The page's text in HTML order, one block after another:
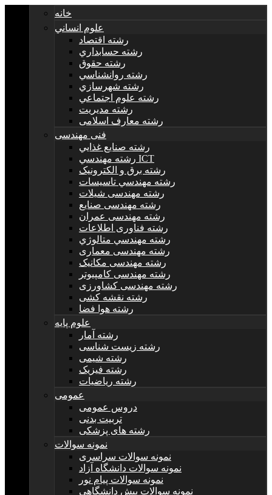
خانه
علوم انساني
رشته اقتصاد
رشته حسابداري
رشته حقوق
رشته روانشناسي
رشته شهرسازي
رشته علوم اجتماعي
رشته مديريت
رشته معارف اسلامی
فنی مهندسی
رشته صنايع غذايي
رشته مهندسي ICT
رشته برق و الکترونيک
رشته مهندسي تاسيسات
رشته مهندسی شیلات
رشته مهندسی صنایع
رشته مهندسی عمران
رشته فناوری اطلاعات
رشته مهندسي متالوژي
رشته مهندسی معماری
رشته مهندسی مکانیک
رشته مهندسی کامپیوتر
رشته مهندسی کشاورزی
رشته نقشه کشی
رشته هوا فضا
علوم پایه
رشته آمار
رشته زیست شناسی
رشته شیمی
رشته فیزیک
رشته ریاضیات
عمومی
دروس عمومی
تربیت بدنی
رشته های پزشکی
نمونه سوالات
نمونه سوالات سراسری
نمونه سوالات دانشگاه آزاد
نمونه سوالات پیام نور
نمونه سوالات پیش دانشگاهی